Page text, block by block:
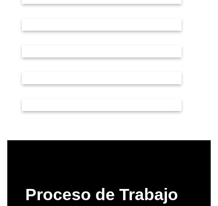
Proceso de Trabajo